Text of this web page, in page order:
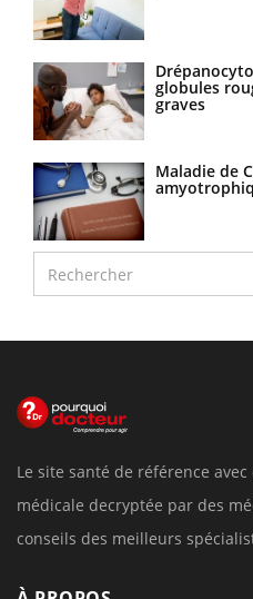
globules
graves
Maladie de
Le site santé de référence
médicale decryptée par des
conseils des meilleurs